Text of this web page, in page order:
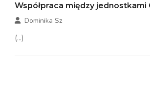
Współpraca między jednostkami
Dominika Sz
(...)